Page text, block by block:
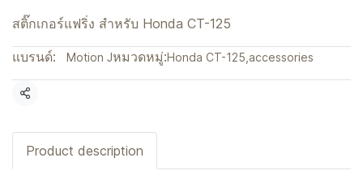
สติ๊กเกอร์แฟริ่ง สำหรับ Honda CT-125
แบรนด์: Motion Jหมวดหมู่:Honda CT-125 accessories
แชร์
Product description